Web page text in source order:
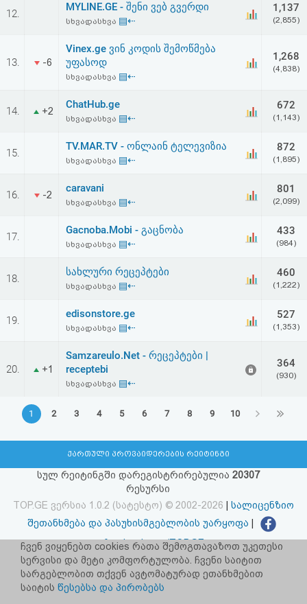
12.
MYLINE.GE - შენი ვებ გვერდი
სხვადასხვა ▤⇠
1,137
(2,855)
13. -6
Vinex.ge ვინ კოდის შემოწმება
უფასოდ
სხვადასხვა ▤⇠
1,268
(4,838)
14. +2
ChatHub.ge
სხვადასხვა ▤⇠
672
(1,143)
15.
TV.MAR.TV - ონლაინ ტელევიზია
სხვადასხვა ▤⇠
872
(1,895)
16. -2
caravani
სხვადასხვა ▤⇠
801
(2,099)
17.
Gacnoba.Mobi - გაცნობა
სხვადასხვა ▤⇠
433
(984)
18.
სახლური რეცეპტები
სხვადასხვა ▤⇠
460
(1,222)
19.
edisonstore.ge
სხვადასხვა ▤⇠
527
(1,353)
20. +1
Samzareulo.Net - რეცეპტები |
receptebi
სხვადასხვა ▤⇠
364
(930)
1 2 3 4 5 6 7 8 9 10
ქართული პროვაიდერების რეიტინგი
სულ რეიტინგში დარეგისტრირებულია 20307
რესურსი
TOP.GE ვერსია 1.0.2 (სატესტო) © 2002-2026
სალიცენზიო
შეთანხმება და პასუხისმგებლობის უარყოფა
facebook.com/TOP.GE
იხილეთ TOP.GE - ის ძველი ვერსია ბმულზე
ჩვენ ვიყენებთ cookies რათა შემოგთავაზოთ უკეთესი
სერვისი და მეტი კომფორტულობა. ჩვენი საიტით
სარგებლობით თქვენ ავტომატურად ეთანხმებით
საიტის წესებსა და პირობებს